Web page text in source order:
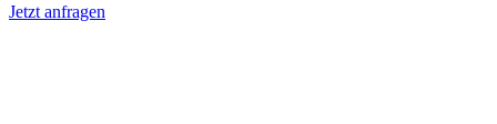
Jetzt anfragen